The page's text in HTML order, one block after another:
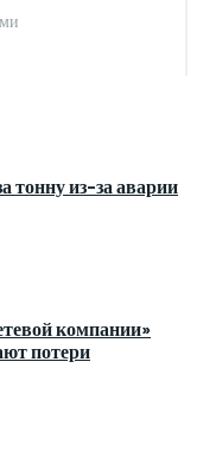
тонну из-за аварии
компании»
потери